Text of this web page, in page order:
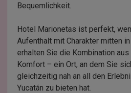
Bequemlichkeit.
Hotel Marionetas ist perfekt,
Aufenthalt mit Charakter mitten
erhalten Sie die Kombination
Komfort – ein Ort, an dem Sie
gleichzeitig nah an all den
Yucatán zu bieten hat.